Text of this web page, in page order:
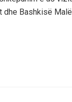
dhe Bashkisë